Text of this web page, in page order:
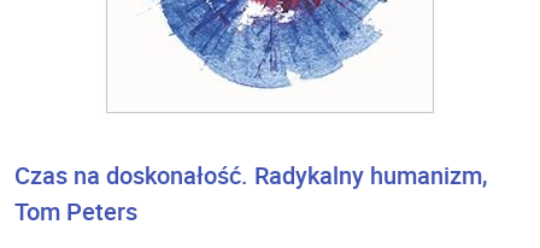
Czas na doskonałość. Radykalny humanizm,
Tom Peters